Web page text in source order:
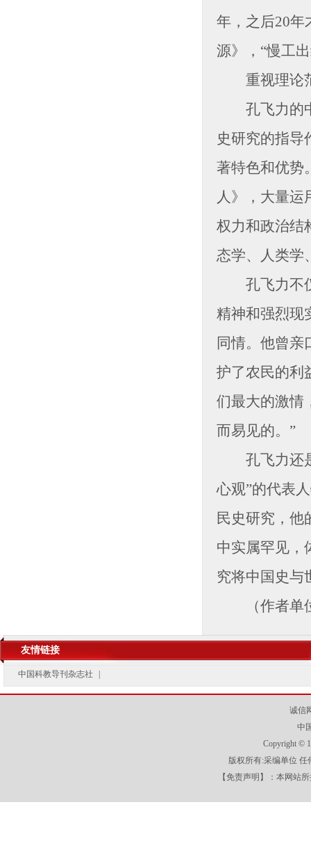
年，之后20年
源》，“慢工
重视理论范
孔飞力的中
史研究的指导
著特色和优势
人》，大量运
权力和政治结
态学、人类学
孔飞力不仅
精神和强烈现
同情。他曾亲
护了农民的利
们最大的激
而易见的。”
孔飞力还是
心观”的代表
民史研究，他
中实属罕见，
究将中国史与
（作者单位
友情链接
中国科教导刊杂志社
诚信
中
Copyright ©
版权所有:采编单位
【免责声明】：本网站